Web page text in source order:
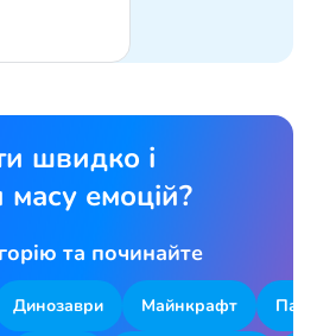
швидко і
емоцій?
та починайте
Динозаври Майнкрафт